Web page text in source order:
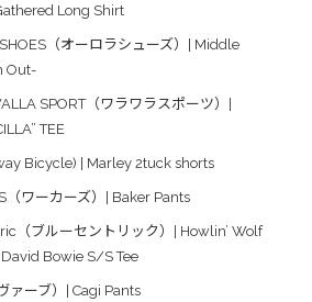
Long Shirt
（オーロラシューズ）| Middle
Out-
SPORT（ワラワラスポーツ）|
TEE
Bicycle) | Marley 2tuck shorts
ワーカーズ）| Baker Pants
（ブルーセントリック）| Howlin’ Wolf
Bowie S/S Tee
ァーブ）| Cagi Pants